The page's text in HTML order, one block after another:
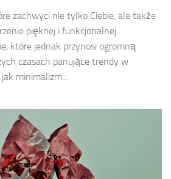
zachwyci nie tylko Ciebie, ale także
pięknej i funkcjonalnej
które jednak przynosi ogromną
czasach panujące trendy w
minimalizm...